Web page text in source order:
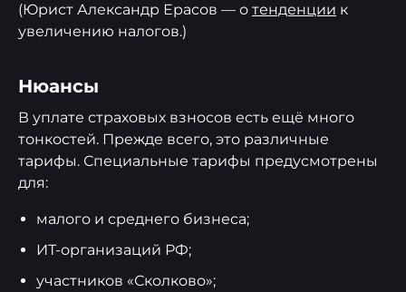
(Юрист Александр Ерасов — о тенденции к
увеличению налогов.)
Нюансы
В уплате страховых взносов есть ещё много
тонкостей. Прежде всего, это различные
тарифы. Специальные тарифы предусмотрены
для:
малого и среднего бизнеса;
ИТ-организаций РФ;
участников «Сколково»;